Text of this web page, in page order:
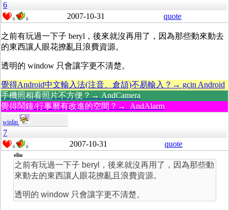
6
0 0 2007-10-31 quote
之前有玩過一下子 beryl，後來就沒再用了，因為那些動來動去
的東西讓人眼花撩亂且浪費資源。
透明的 window 只會讓字更不清楚。
覺得Android中文輸入法(注音、倉頡)不易輸入？→ gcin Android
手機照相看照片不方便？→ AndCamera
覺得鬧鐘/行事曆有改進的空間？→ AndAlarm
winlin
7
0 0 2007-10-31 quote
eliu
之前有玩過一下子 beryl，後來就沒再用了，因為那些動
來動去的東西讓人眼花撩亂且浪費資源。
透明的 window 只會讓字更不清楚。